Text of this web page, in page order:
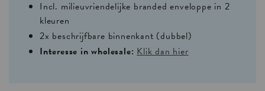
Incl. milieuvriendelijke branded enveloppe in 2
kleuren
2x beschrijfbare binnenkant (dubbel)
Interesse in wholesale: Klik dan hier